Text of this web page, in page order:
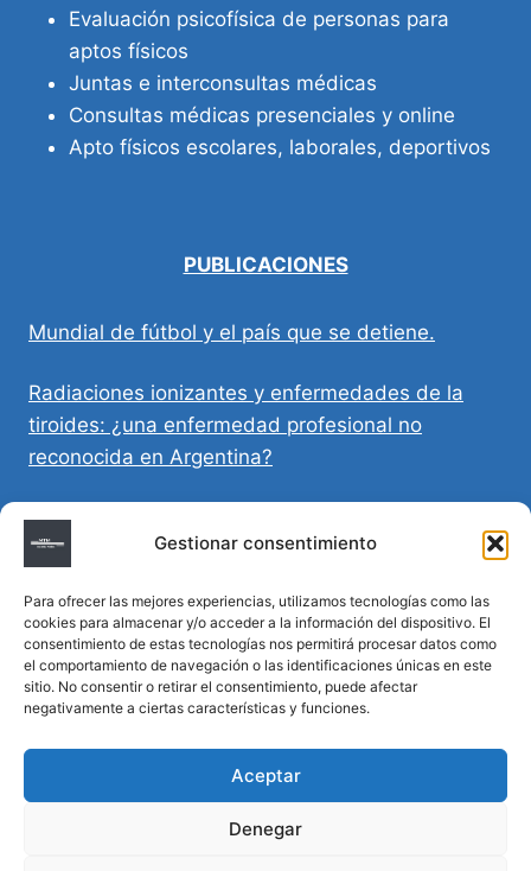
Gestionar consentimiento
Para ofrecer las mejores experiencias, utilizamos tecnologías como las
cookies para almacenar y/o acceder a la información del dispositivo. El
consentimiento de estas tecnologías nos permitirá procesar datos como
el comportamiento de navegación o las identificaciones únicas en este
sitio. No consentir o retirar el consentimiento, puede afectar
negativamente a ciertas características y funciones.
Aceptar
Denegar
Evaluación psicofísica de personas para
aptos físicos
Juntas e interconsultas médicas
Consultas médicas presenciales y online
Apto físicos escolares, laborales, deportivos
PUBLICACIONES
Mundial de fútbol y el país que se detiene.
Radiaciones ionizantes y enfermedades de la
tiroides: ¿una enfermedad profesional no
reconocida en Argentina?
Directivas Médicas Anticipadas en Córdoba:
requisitos, registro y validez legal
Sumar vida a los años: decálogo para un
envejecimiento saludable
Determinación de la hora de muerte en